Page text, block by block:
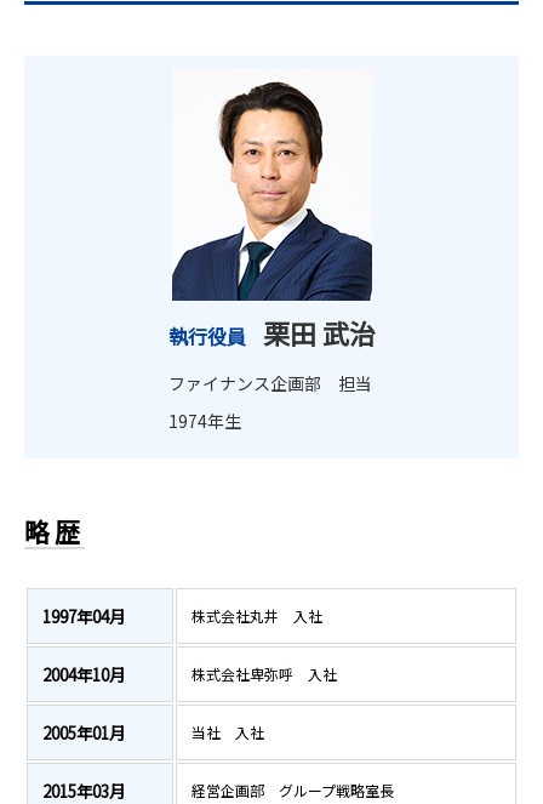
執行役員 栗田 武治
ファイナンス企画部 担当
1974年生
略歴
1997年04月 株式会社丸井 入社
2004年10月 株式会社卑弥呼 入社
2005年01月 当社 入社
2015年03月 経営企画部 グループ戦略室長